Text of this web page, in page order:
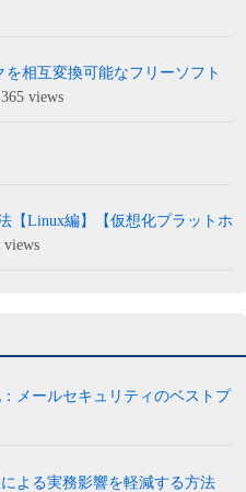
相互変換可能なフリーソフト
views
【Linux編】【仮想化プラットホ
views
メールセキュリティのベストプ
よる実務影響を軽減する方法